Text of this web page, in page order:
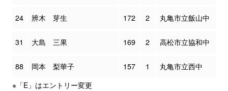
24 辨木 芽生 172 2 丸亀市立飯山中
31 大島 三果 169 2 高松市立協和中
88 岡本 梨華子 157 1
丸亀市立西中
※「E」はエントリー変更